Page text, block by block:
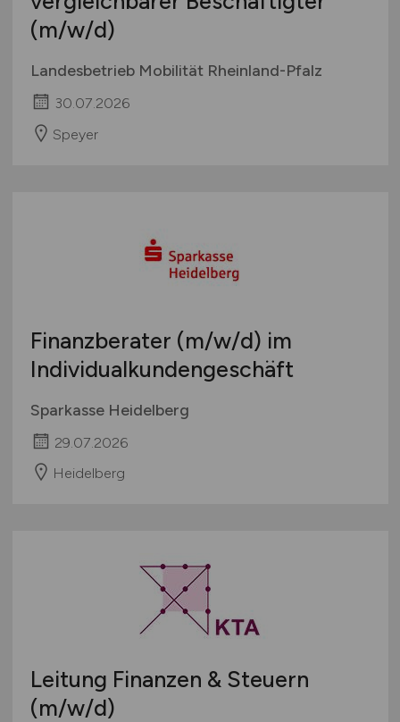
(m/w/d)
Landesbetrieb Mobilität Rheinland-Pfalz
30.07.2026
Speyer
Finanzberater (m/w/d) im
Individualkundengeschäft
Sparkasse Heidelberg
29.07.2026
Heidelberg
Leitung Finanzen & Steuern
(m/w/d)